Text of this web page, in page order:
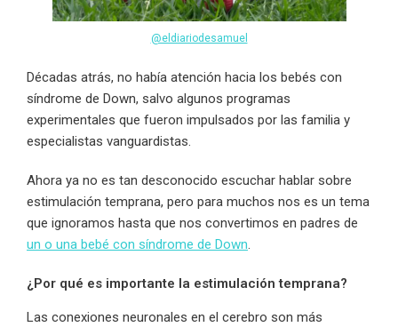
@eldiariodesamuel
Décadas atrás, no había atención hacia los bebés con
síndrome de Down, salvo algunos programas
experimentales que fueron impulsados por las familia y
especialistas vanguardistas.
Ahora ya no es tan desconocido escuchar hablar sobre
estimulación temprana, pero para muchos nos es un tema
que ignoramos hasta que nos convertimos en padres de
un o una bebé con síndrome de Down.
¿Por qué es importante la estimulación temprana?
Las conexiones neuronales en el cerebro son más